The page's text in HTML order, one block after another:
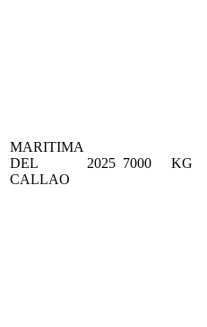
MARITIMA
DEL
CALLAO
2025 7000 KG